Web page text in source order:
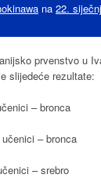
na 22.
prvenstvo u
slijedeće rezultate:
– bronca
– bronca
– srebro